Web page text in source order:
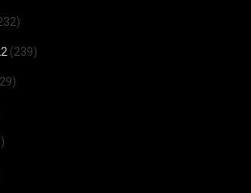
(239)